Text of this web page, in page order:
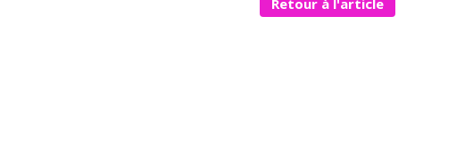
Retour à l'article